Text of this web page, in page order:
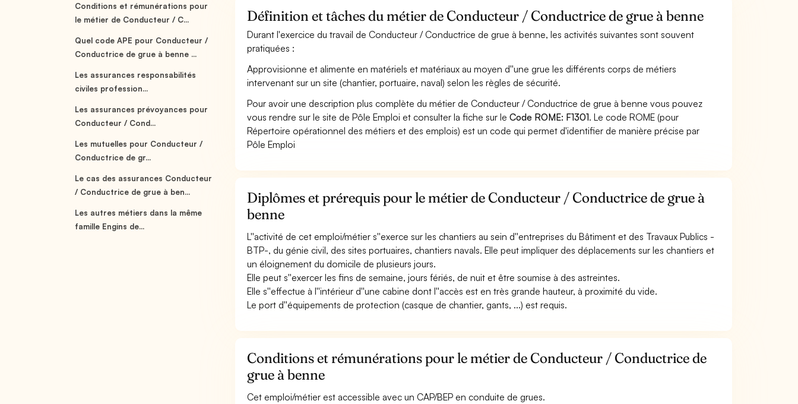
Conditions et rémunérations pour
le métier de Conducteur / C...
Quel code APE pour Conducteur /
Conductrice de grue à benne ...
Les assurances responsabilités
civiles profession...
Les assurances prévoyances pour
Conducteur / Cond...
Les mutuelles pour Conducteur /
Conductrice de gr...
Le cas des assurances Conducteur
/ Conductrice de grue à ben...
Les autres métiers dans la même
famille Engins de...
Définition et tâches du métier de Conducteur / Conductrice de grue à benne
Durant l'exercice du travail de Conducteur / Conductrice de grue à benne, les activités suivantes sont souvent
pratiquées :
Approvisionne et alimente en matériels et matériaux au moyen d''une grue les différents corps de métiers
intervenant sur un site (chantier, portuaire, naval) selon les règles de sécurité.
Pour avoir une description plus complète du métier de Conducteur / Conductrice de grue à benne vous pouvez
vous rendre sur le site de Pôle Emploi et consulter la fiche sur leCode ROME: F1301. Le code ROME (pour
Répertoire opérationnel des métiers et des emplois) est un code qui permet d'identifier de manière précise par
Pôle Emploi
Diplômes et prérequis pour le métier de Conducteur / Conductrice de grue à
benne
L''activité de cet emploi/métier s''exerce sur les chantiers au sein d''entreprises du Bâtiment et des Travaux Publics -
BTP-, du génie civil, des sites portuaires, chantiers navals. Elle peut impliquer des déplacements sur les chantiers et
un éloignement du domicile de plusieurs jours.
Elle peut s''exercer les fins de semaine, jours fériés, de nuit et être soumise à des astreintes.
Elle s''effectue à l''intérieur d''une cabine dont l''accès est en très grande hauteur, à proximité du vide.
Le port d''équipements de protection (casque de chantier, gants, ...) est requis.
Conditions et rémunérations pour le métier de Conducteur / Conductrice de
grue à benne
Cet emploi/métier est accessible avec un CAP/BEP en conduite de grues.